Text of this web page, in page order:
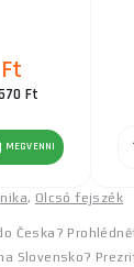
Ft
MEGVENNI
, Olcsó fejszék
Česka?
Slovensko?